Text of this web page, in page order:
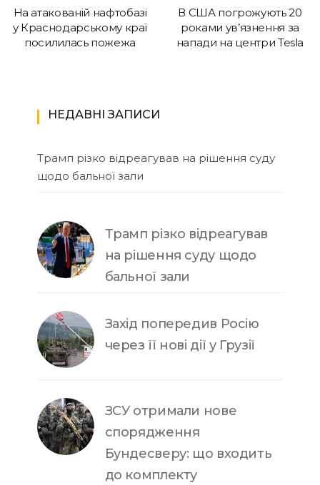
На атакованій нафтобазі
у Краснодарському краї
посилилась пожежа
В США погрожують 20
роками ув’язнення за
напади на центри Tesla
НЕДАВНІ ЗАПИСИ
Трамп різко відреагував на рішення суду
щодо бальної зали
Трамп різко відреагував
на рішення суду щодо
бальної зали
Захід попередив Росію
через її нові дії у Грузії
ЗСУ отримали нове
спорядження
Бундесверу: що входить
до комплекту